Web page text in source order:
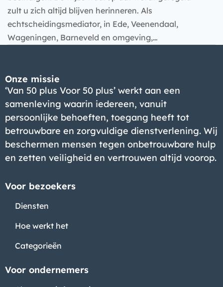
Bedrijf
zult u zich altijd blijven herinneren. Als
echtscheidingsmediator, in Ede, Veenendaal,
Wageningen, Barneveld en omgeving,…
Onze missie
‘Van 50 plus Voor 50 plus’ werkt aan een
samenleving waarin iedereen, vanuit
persoonlijke behoeften, toegang heeft tot
betrouwbare en zorgvuldige dienstverlening. Wij
beschermen mensen tegen onbetrouwbare hulp
en zetten veiligheid en vertrouwen altijd voorop.
Voor bezoekers
Diensten
Hoe werkt het
Categorieën
Voor ondernemers